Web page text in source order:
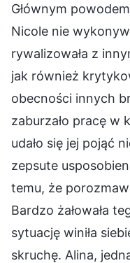
Głównym
Nicole nie
rywalizowała z
jak również
obecności innych
zaburzało pracę w
udało się jej pojąć
zepsute
temu, że
Bardzo żałowała
sytuację winiła
skruchę. Alina,